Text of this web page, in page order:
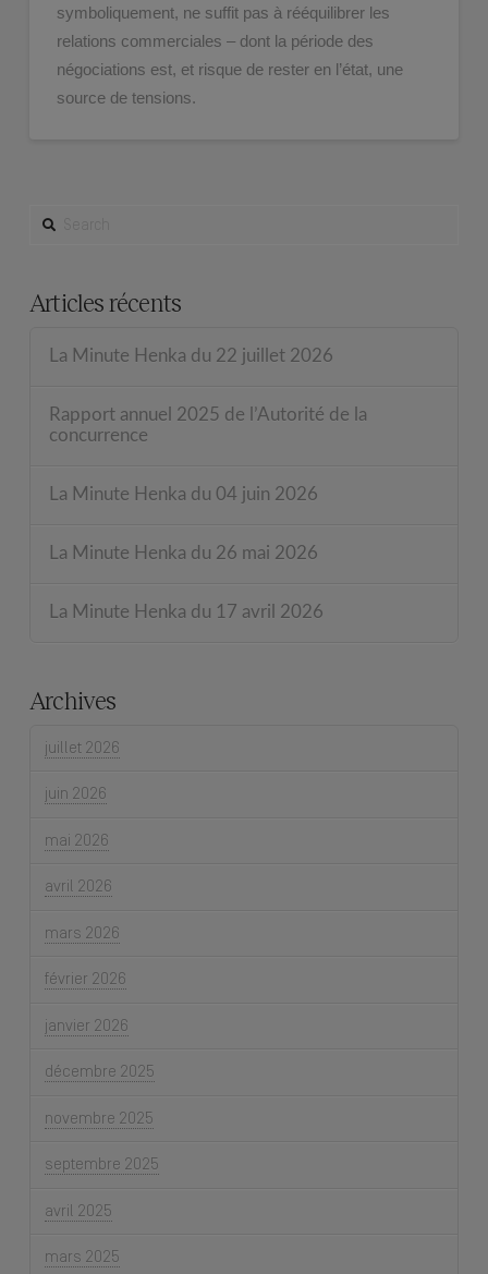
symboliquement, ne suffit pas à rééquilibrer les
relations commerciales – dont la période des
négociations est, et risque de rester en l’état, une
source de tensions.
SEARCH
Articles récents
La Minute Henka du 22 juillet 2026
Rapport annuel 2025 de l’Autorité de la
concurrence
La Minute Henka du 04 juin 2026
La Minute Henka du 26 mai 2026
La Minute Henka du 17 avril 2026
Archives
juillet 2026
juin 2026
mai 2026
avril 2026
mars 2026
février 2026
janvier 2026
décembre 2025
novembre 2025
septembre 2025
avril 2025
mars 2025